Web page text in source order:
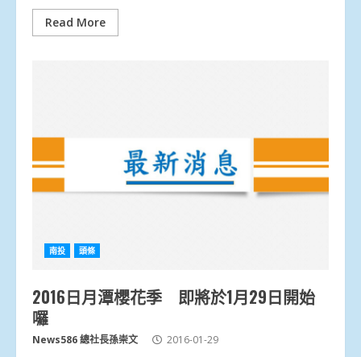
Read More
南投 頭條
2016日月潭櫻花季 即將於1月29日開始
囉
News586 總社長孫崇文 2016-01-29